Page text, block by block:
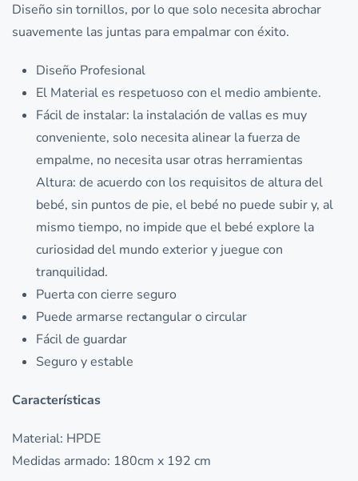
Diseño sin tornillos, por lo que solo necesita abrochar
suavemente las juntas para empalmar con éxito.
Diseño Profesional
El Material es respetuoso con el medio ambiente.
Fácil de instalar: la instalación de vallas es muy
conveniente, solo necesita alinear la fuerza de
empalme, no necesita usar otras herramientas
Altura: de acuerdo con los requisitos de altura del
bebé, sin puntos de pie, el bebé no puede subir y, al
mismo tiempo, no impide que el bebé explore la
curiosidad del mundo exterior y juegue con
tranquilidad.
Puerta con cierre seguro
Puede armarse rectangular o circular
Fácil de guardar
Seguro y estable
Características
Material: HPDE
Medidas armado: 180cm x 192 cm